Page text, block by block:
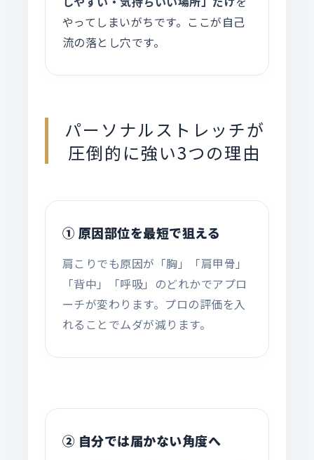
やってしまいがちです。ここが自己
流の落とし穴です。
パーソナルストレッチが
圧倒的に強い3つの理由
① 原因部位を最短で狙える
肩こりでも原因が「胸」「肩甲骨」
「背中」「呼吸」のどれかでアプロ
ーチが変わります。プロの評価を入
れることでムダが減ります。
② 自分では届かない角度へ